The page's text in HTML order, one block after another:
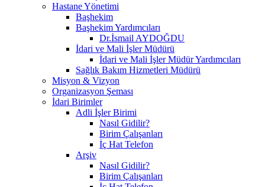
Hastane Yönetimi
Başhekim
Başhekim Yardımcıları
Dr.İsmail AYDOĞDU
İdari ve Mali İşler Müdürü
İdari ve Mali İşler Müdür Yardımcıları
Sağlık Bakım Hizmetleri Müdürü
Misyon & Vizyon
Organizasyon Şeması
İdari Birimler
Adli İşler Birimi
Nasıl Gidilir?
Birim Çalışanları
İç Hat Telefon
Arşiv
Nasıl Gidilir?
Birim Çalışanları